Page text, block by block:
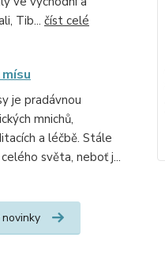
Tib... číst celé
je pradávnou
mnichů,
a léčbě. Stále
světa, neboť j...